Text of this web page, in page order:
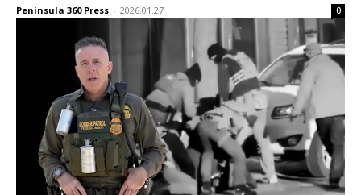
Peninsula 360 Press - 2026.01.27 0